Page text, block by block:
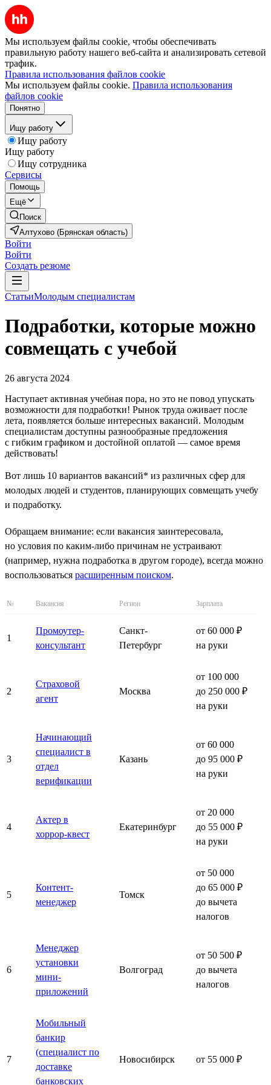
Мы используем файлы cookie, чтобы обеспечивать
правильную работу нашего веб-сайта и анализировать сетевой
трафик.
Правила использования файлов cookie
Мы используем файлы cookie. Правила использования
файлов cookie
Понятно
Ищу работу
Ищу работу
Ищу работу
Ищу сотрудника
Сервисы
Помощь
Ещё
Поиск
Алтухово (Брянская область)
Войти
Войти
Создать резюме
СтатьиМолодым специалистам
Подработки, которые можно
совмещать с учебой
26 августа 2024
Наступает активная учебная пора, но это не повод упускать
возможности для подработки! Рынок труда оживает после
лета, появляется больше интересных вакансий. Молодым
специалистам доступны разнообразные предложения
с гибким графиком и достойной оплатой — самое время
действовать!
Вот лишь 10 вариантов вакансий* из различных сфер для
молодых людей и студентов, планирующих совмещать учебу
и подработку.
Обращаем внимание: если вакансия заинтересовала,
но условия по каким-либо причинам не устраивают
(например, нужна подработка в другом городе), всегда можно
воспользоваться расширенным поиском.
№ Вакансия Регион Зарплата
1
Промоутер-
консультант
Санкт-
Петербург
от 60 000 ₽
на руки
2
Страховой
агент
Москва
от 100 000
до 250 000 ₽
на руки
3
Начинающий
специалист в
отдел
верификации
Казань
от 60 000
до 95 000 ₽
на руки
4
Актер в
хоррор-квест
Екатеринбург
от 20 000
до 55 000 ₽
на руки
5
Контент-
менеджер
Томск
от 50 000
до 65 000 ₽
до вычета
налогов
6
Менеджер
установки
мини-
приложений
Волгоград
от 50 500 ₽
до вычета
налогов
7
Мобильный
банкир
(специалист по
доставке
банковских
Новосибирск от 55 000 ₽